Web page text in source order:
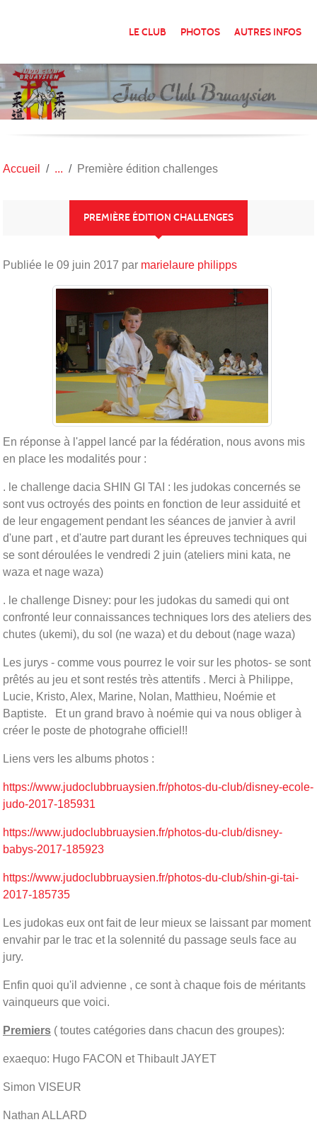
LE CLUB PHOTOS AUTRES INFOS
Accueil Première édition challenges
PREMIÈRE ÉDITION CHALLENGES
Publiée le 09 juin 2017 par marielaure philipps
En réponse à l'appel lancé par la fédération, nous avons mis
en place les modalités pour :
. le challenge dacia SHIN GI TAI : les judokas concernés se
sont vus octroyés des points en fonction de leur assiduité et
de leur engagement pendant les séances de janvier à avril
d'une part , et d'autre part durant les épreuves techniques qui
se sont déroulées le vendredi 2 juin (ateliers mini kata, ne
waza et nage waza)
. le challenge Disney: pour les judokas du samedi qui ont
confronté leur connaissances techniques lors des ateliers des
chutes (ukemi), du sol (ne waza) et du debout (nage waza)
Les jurys - comme vous pourrez le voir sur les photos- se sont
prêtés au jeu et sont restés très attentifs . Merci à Philippe,
Lucie, Kristo, Alex, Marine, Nolan, Matthieu, Noémie et
Baptiste. Et un grand bravo à noémie qui va nous obliger à
créer le poste de photograhe officiel!!
Liens vers les albums photos :
https://www.judoclubbruaysien.fr/photos-du-club/disney-ecole-
judo-2017-185931
https://www.judoclubbruaysien.fr/photos-du-club/disney-
babys-2017-185923
https://www.judoclubbruaysien.fr/photos-du-club/shin-gi-tai-
2017-185735
Les judokas eux ont fait de leur mieux se laissant par moment
envahir par le trac et la solennité du passage seuls face au
jury.
Enfin quoi qu'il advienne , ce sont à chaque fois de méritants
vainqueurs que voici.
Premiers ( toutes catégories dans chacun des groupes):
exaequo: Hugo FACON et Thibault JAYET
Simon VISEUR
Nathan ALLARD